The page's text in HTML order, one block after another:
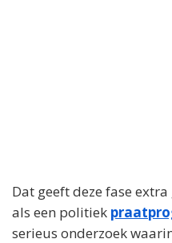
Dat geeft deze fase
als een politiek
serieus onderzoek